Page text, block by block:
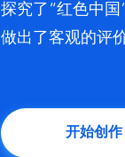
探究了“红色中
做出了客观的评价
开始创作